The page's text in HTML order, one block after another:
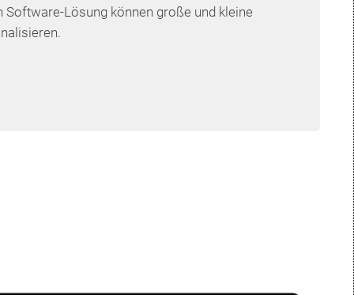
Lösung können große und kleine